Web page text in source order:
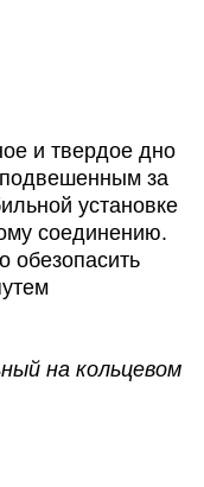
и твердое дно
за
установке
соединению.
обезопасить
на кольцевом